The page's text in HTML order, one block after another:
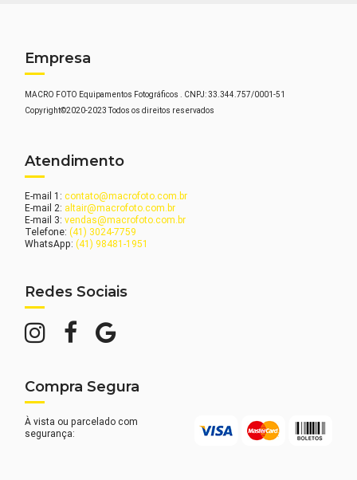
Empresa
MACRO FOTO Equipamentos Fotográficos . CNPJ: 33.344.757/0001-51
Copyright©2020-2023 Todos os direitos reservados
Atendimento
E-mail 1:contato@macrofoto.com.br
E-mail 2: altair@macrofoto.com.br
E-mail 3:vendas@macrofoto.com.br
Telefone:(41) 3024-7759
WhatsApp:(41) 98481-1951
Redes Sociais
Compra Segura
À vista ou parcelado com
segurança: